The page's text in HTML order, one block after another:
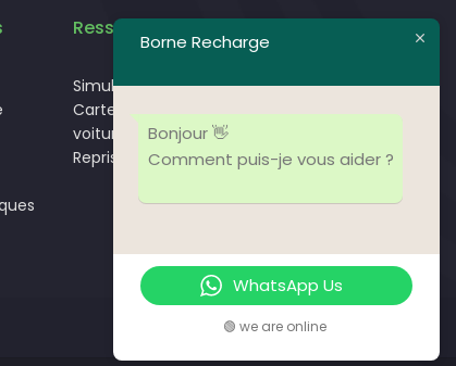
Ressources
Simulateur de temps de charge.
Carte des bornes de recharge pour
voitures électriques
Reprise de véhicules électriques
Borne Recharge
Bonjour 👋
Comment puis-je vous aider ?
WhatsApp Us
🟢 we are online